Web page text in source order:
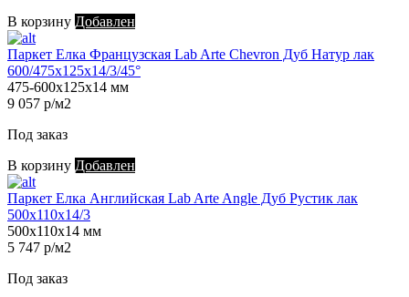
В корзину Добавлен
Паркет Елка Французская Lab Arte Chevron Дуб Натур лак
600/475х125х14/3/45°
475-600х125х14 мм
9 057 р/м2
Под заказ
В корзину Добавлен
Паркет Елка Английская Lab Arte Angle Дуб Рустик лак
500х110х14/3
500х110х14 мм
5 747 р/м2
Под заказ